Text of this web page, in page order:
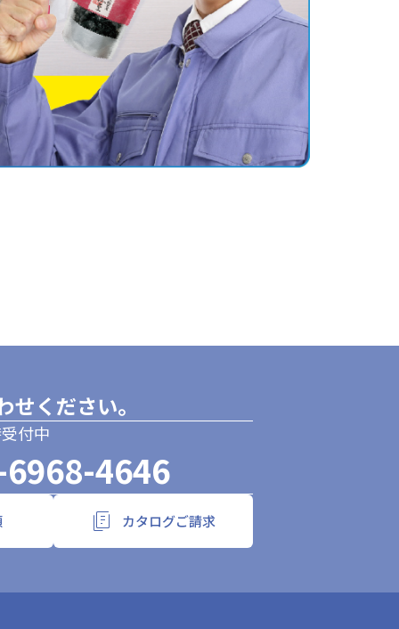
ください。
付中
4646
カタログご請求